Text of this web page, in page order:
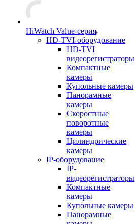
HiWatch Value-серия
HD-TVI-оборудование
HD-TVI
видеорегистраторы
Компактные
камеры
Купольные камеры
Панорамные
камеры
Скоростные
поворотные
камеры
Цилиндрические
камеры
IP-оборудование
IP-
видеорегистраторы
Компактные
камеры
Купольные камеры
Панорамные